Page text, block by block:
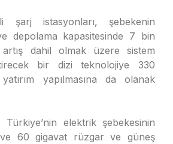
şarj istasyonları, şebekenin
depolama kapasitesinde 7 bin
artış dahil olmak üzere sistem
bir dizi teknolojiye 330
yapılmasına da olanak
Türkiye’nin elektrik şebekesinin
60 gigavat rüzgar ve güneş